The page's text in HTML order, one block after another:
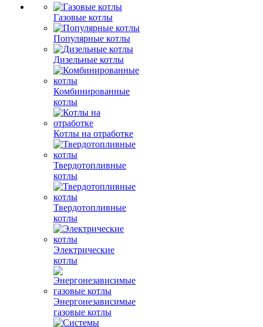
Газовые котлы
Популярные котлы
Дизельные котлы
Комбинированные
котлы
Котлы на отработке
Твердотопливные
котлы
Твердотопливные
котлы
Электрические
котлы
Энергонезависимые
газовые котлы